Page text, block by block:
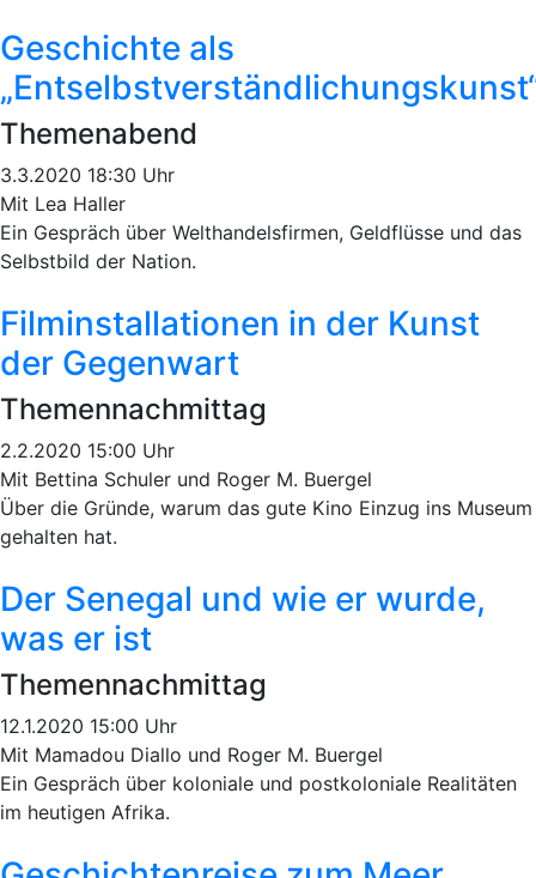
Geschichte als
Themenabend
3.3.2020 18:30 Uhr
Mit Lea Haller
Ein Gespräch über Welthandelsfirmen, Geldflüsse und das
Selbstbild der Nation.
Filminstallationen in der Kunst
der Gegenwart
Themennachmittag
2.2.2020 15:00 Uhr
Mit Bettina Schuler und Roger M. Buergel
Über die Gründe, warum das gute Kino Einzug ins Museum
gehalten hat.
Der Senegal und wie er wurde,
was er ist
Themennachmittag
12.1.2020 15:00 Uhr
Mit Mamadou Diallo und Roger M. Buergel
Ein Gespräch über koloniale und postkoloniale Realitäten
im heutigen Afrika.